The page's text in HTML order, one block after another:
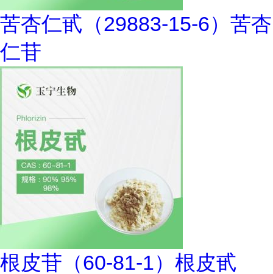
苦杏仁甙（29883-15-6）苦杏
仁苷
根皮苷（60-81-1）根皮甙